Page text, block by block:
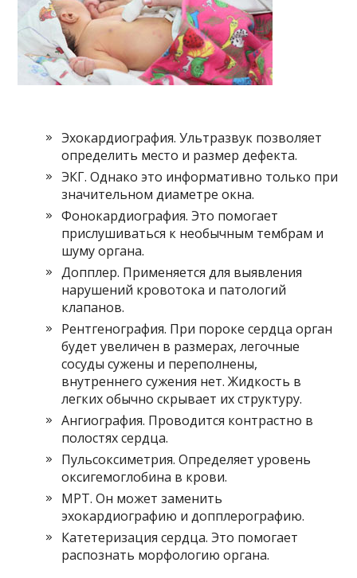
Эхокардиография. Ультразвук позволяет
определить место и размер дефекта.
ЭКГ. Однако это информативно только при
значительном диаметре окна.
Фонокардиография. Это помогает
прислушиваться к необычным тембрам и
шуму органа.
Допплер. Применяется для выявления
нарушений кровотока и патологий
клапанов.
Рентгенография. При пороке сердца орган
будет увеличен в размерах, легочные
сосуды сужены и переполнены,
внутреннего сужения нет. Жидкость в
легких обычно скрывает их структуру.
Ангиография. Проводится контрастно в
полостях сердца.
Пульсоксиметрия. Определяет уровень
оксигемоглобина в крови.
МРТ. Он может заменить
эхокардиографию и допплерографию.
Катетеризация сердца. Это помогает
распознать морфологию органа.